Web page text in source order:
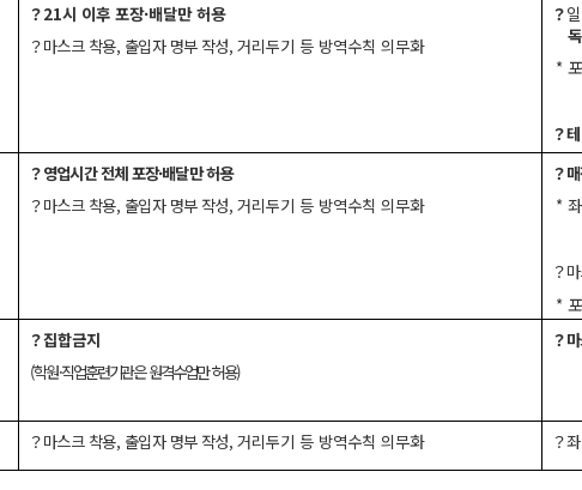
？21시 이후 포장·배달만 허용
？마스크 착용, 출입자 명부 작성, 거리두기 등 방역수칙 의무화
？
*
？
？영업시간 전체 포장·배달만 허용
？마스크 착용, 출입자 명부 작성, 거리두기 등 방역수칙 의무화
？
*
？
*
？집합금지
(학원·직업훈련기관은 원격수업만 허용)
？
？마스크 착용, 출입자 명부 작성, 거리두기 등 방역수칙 의무화 ？